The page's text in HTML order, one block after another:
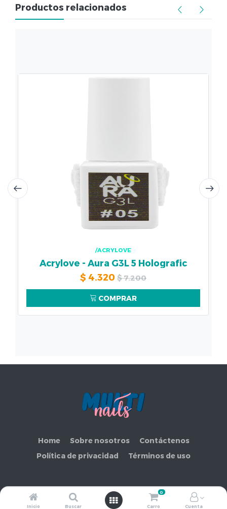
Inicio Buscar
0
Carro Cuenta
Productos relacionados
/ACRYLOVE
Acrylove - Aura G3L 5 Holografic
$ 4.320 $7.200
COMPRAR
Home Sobre nosotros
Contáctenos
Política de privacidad
Términos de uso
Copyright ©COMERCIAL MAKEMORE LIMITADA